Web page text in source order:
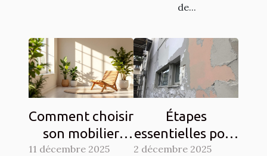
de...
Comment choisir
son mobilier
pour allier
11 décembre 2025
Étapes
essentielles pour
la rénovation
2 décembre 2025